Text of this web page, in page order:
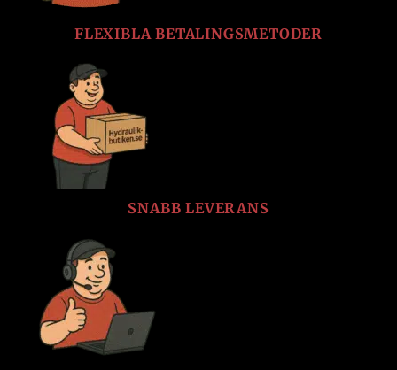
FLEXIBLA BETALINGSMETODER
SNABB LEVERANS